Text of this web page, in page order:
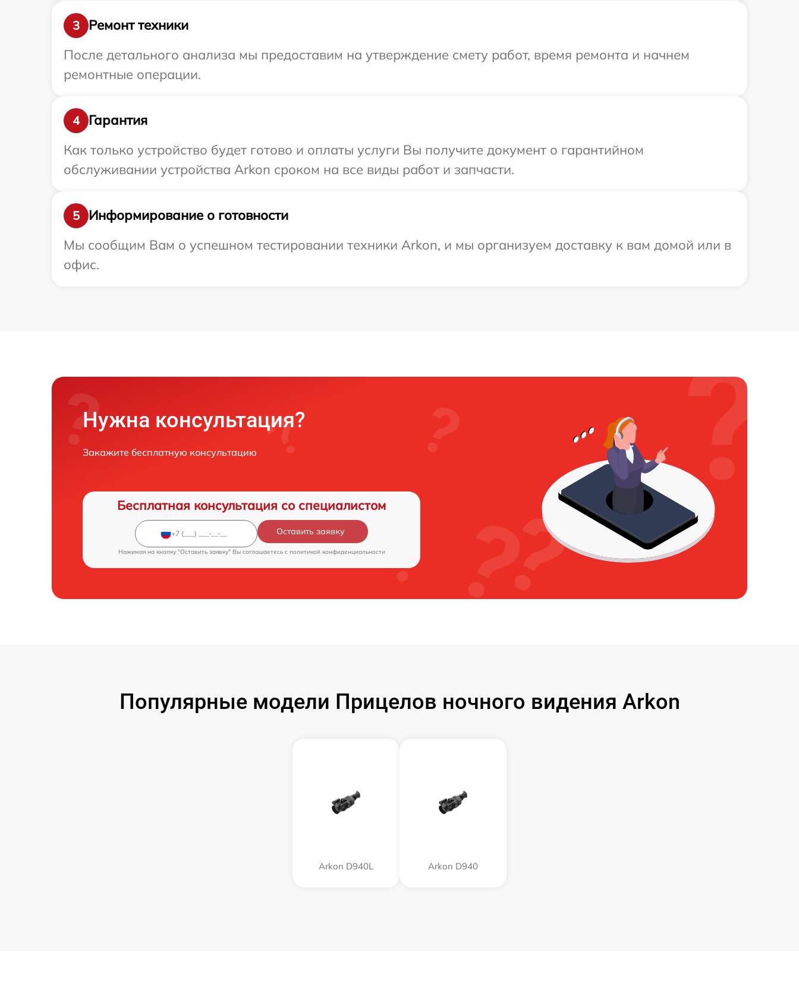
3
Ремонт техники
После детального анализа мы предоставим на утверждение смету работ, время ремонта и начнем
ремонтные операции.
4
Гарантия
Как только устройство будет готово и оплаты услуги Вы получите документ о гарантийном
обслуживании устройства Arkon сроком на все виды работ и запчасти.
5
Информирование о готовности
Мы сообщим Вам о успешном тестировании техники Arkon, и мы организуем доставку к вам домой или в
офис.
Нужна консультация?
Закажите бесплатную консультацию
Бесплатная консультация со специалистом
Оставить заявку
Нажимая на кнопку "Оставить заявку" Вы соглашаетесь c политикой конфиденциальности
Популярные модели Прицелов ночного видения Arkon
Arkon D940L Arkon D940